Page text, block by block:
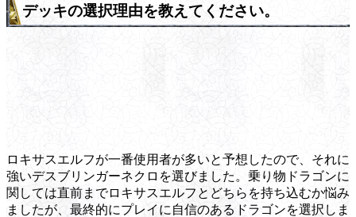
デッキの選択理由を教えてください。
ロキサスエルフが一番使用者が多いと予想したので、それに
強いデスブリンガーネクロを選びました。乗り物ドラゴンに
関しては直前までロキサスエルフとどちらを持ち込むか悩み
ましたが、最終的にプレイに自信のあるドラゴンを選択しま